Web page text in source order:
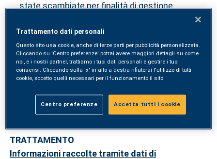
state scambiate per finalità di gestione
ordinaria dell'attività (art. 6, par. 1, lett. f GDPR);
Per proteggere l'attività di SYNLAB
riciclaggio di denaro, violazione della
riservatezza, attacchi informatici, furto di
materiale e altri reati finanziari o commerciali, o
f GDPR);
3. CATEGORIE DI DATI E MODALITA DEL
TRATTAMENTO
Informazioni raccolte tramite dati di
Trattamento dati personali
Questo sito usa cookie, anche di terze parti per pubblicità personalizzata.
Cliccando su 'Centro preferenze' potrai avere maggiori dettagli su come
noi, e i nostri partner, trattiamo i tuoi dati personali e gestire i tuoi
consensi. Cliccando sulla 'x' in alto a destra rifiuterai l'utilizzo di tutti
cookie, eccetto quelli necessari per il funzionamento il sito.
Centro preferenze Accetta tutti i cookie